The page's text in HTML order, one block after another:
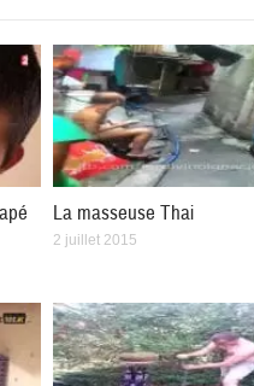
La masseuse Thai
2 juillet 2015